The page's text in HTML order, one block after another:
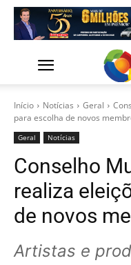
Início Notícias Geral
para escolha de novos
Geral Notícias
Conselho
realiza
de novos
Artistas e